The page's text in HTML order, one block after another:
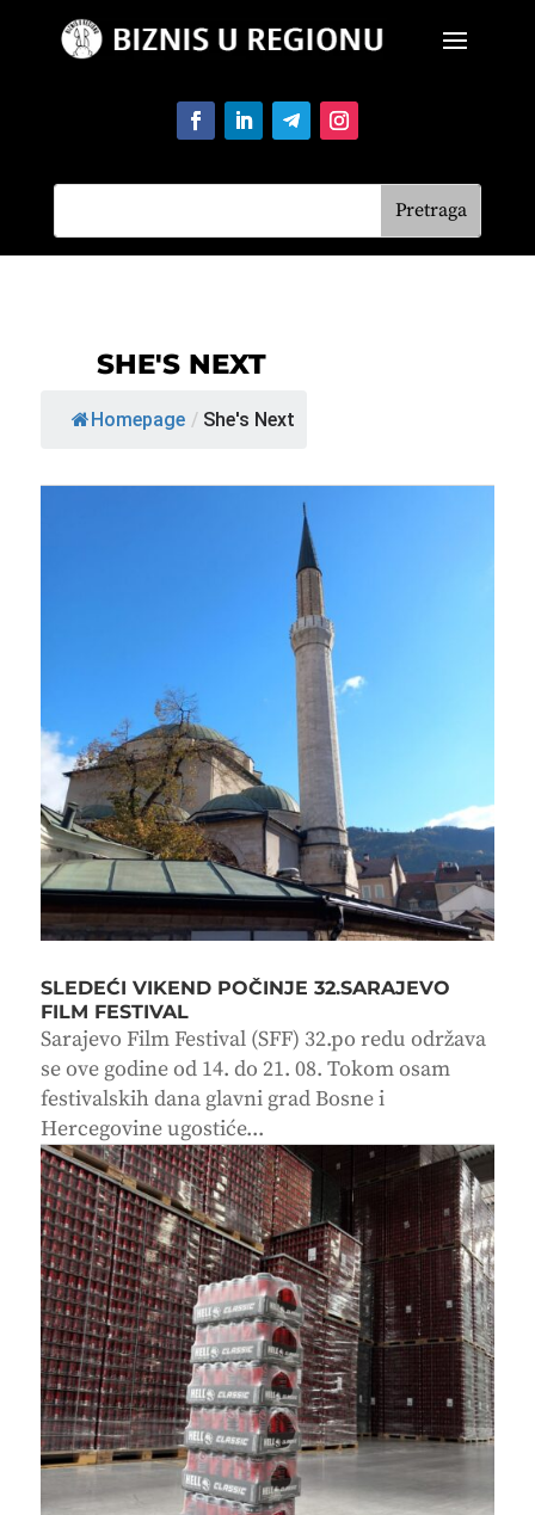
SHE'S NEXT
Homepage / She's Next
SLEDEĆI VIKEND POČINJE 32.SARAJEVO
FILM FESTIVAL
Sarajevo Film Festival (SFF) 32.po redu održava
se ove godine od 14. do 21. 08. Tokom osam
festivalskih dana glavni grad Bosne i
Hercegovine ugostiće...